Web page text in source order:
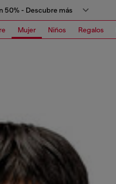
50% - Descubre más
Mujer Niños Regalos